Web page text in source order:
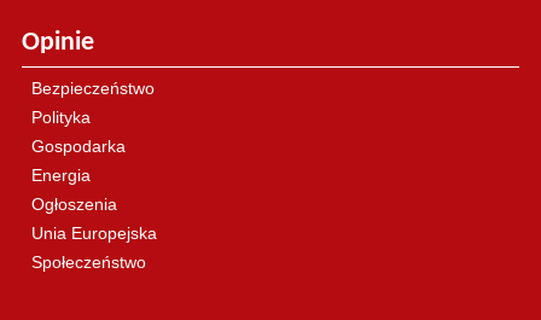
Opinie
Bezpieczeństwo
Polityka
Gospodarka
Energia
Ogłoszenia
Unia Europejska
Społeczeństwo